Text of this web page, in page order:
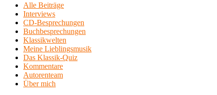
Alle Beiträge
Interviews
CD-Besprechungen
Buchbesprechungen
Klassikwelten
Meine Lieblingsmusik
Das Klassik-Quiz
Kommentare
Autorenteam
Über mich